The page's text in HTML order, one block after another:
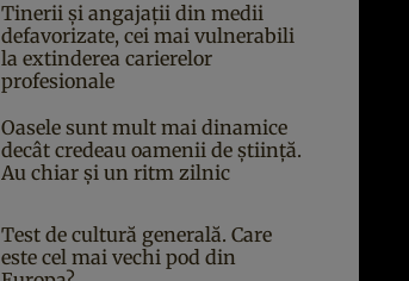
Tinerii și angajații din medii
defavorizate, cei mai vulnerabili
la extinderea carierelor
profesionale
Oasele sunt mult mai dinamice
decât credeau oamenii de știință.
Au chiar și un ritm zilnic
Test de cultură generală. Care
este cel mai vechi pod din